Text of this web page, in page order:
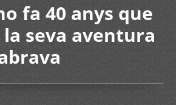
fa 40 anys que
seva aventura